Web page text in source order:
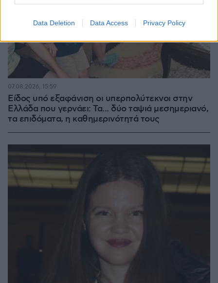
Data Deletion Data Access Privacy Policy
Είδος υπό εξαφάνιση οι υπερπολύτεκνοι στην
Ελλάδα που γερνάει: Τα... δύο ταψιά μεσημεριανό,
τα επιδόματα, η καθημερινότητά τους
07.08.2026, 15:59